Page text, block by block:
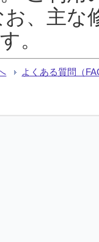
、主な
。
よくある質問（